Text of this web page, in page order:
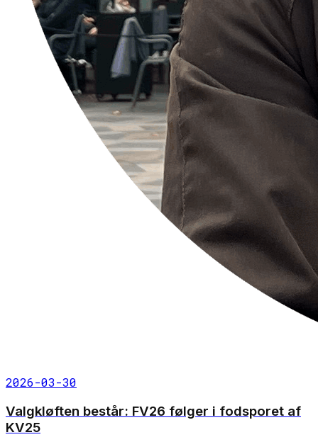
2026-03-30
Valgkløften består: FV26 følger i fodsporet af
KV25